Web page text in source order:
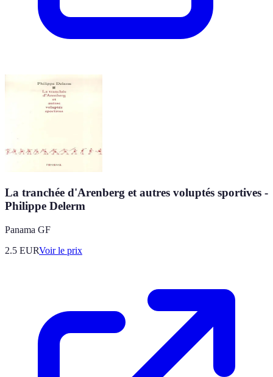
La tranchée d'Arenberg et autres voluptés sportives -
Philippe Delerm
Panama GF
2.5 EURVoir le prix